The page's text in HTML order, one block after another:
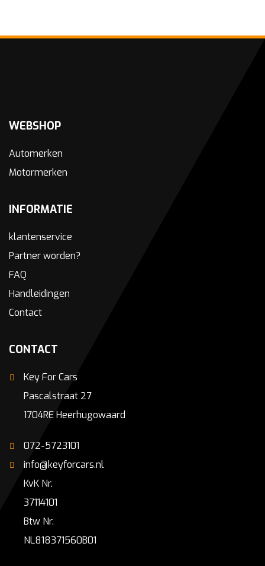
WEBSHOP
Automerken
Motormerken
INFORMATIE
klantenservice
Partner worden?
FAQ
Handleidingen
Contact
CONTACT
Key For Cars
Pascalstraat 27
1704RE Heerhugowaard
072-5723101
info@keyforcars.nl
KvK Nr.
37114101
Btw Nr.
NL818371560B01